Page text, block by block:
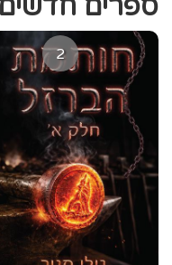
ספרים חדשים
2